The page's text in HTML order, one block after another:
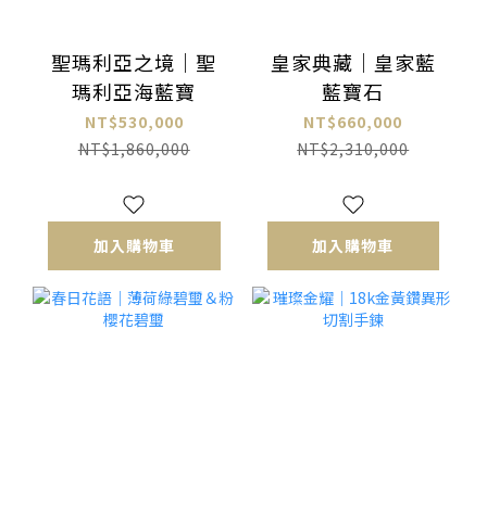
聖瑪利亞之境｜聖
瑪利亞海藍寶
NT$530,000
NT$1,860,000
加入購物車
皇家典藏｜皇家藍
藍寶石
NT$660,000
NT$2,310,000
加入購物車